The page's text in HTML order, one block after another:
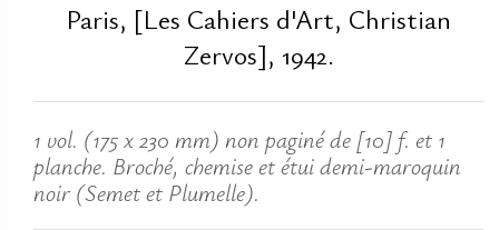
Paris, [Les Cahiers d'Art, Christian
Zervos], 1942.
1 vol. (175 x 230 mm) non paginé de [10] f. et 1
planche. Broché, chemise et étui demi-maroquin
noir (Semet et Plumelle).